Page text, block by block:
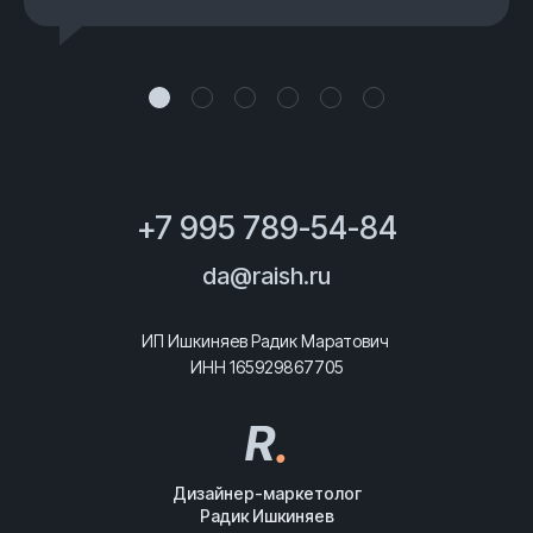
Продолжение в Telegram
Продолжение в Telegram
+7 995 789-54-84
da@raish.ru
ИП Ишкиняев Радик Маратович
ИНН 165929867705
R.
Дизайнер-маркетолог
Радик Ишкиняев